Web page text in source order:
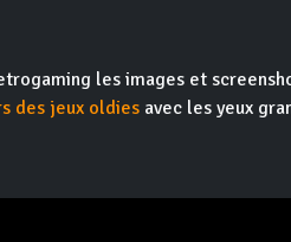
les images et
des jeux oldies avec les yeux